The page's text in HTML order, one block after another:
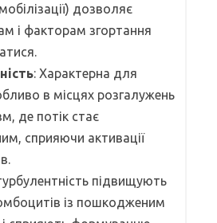
дозволяє
і факторам згортання
: Характерна для
в місцях розгалужень
де потік стає
сприяючи активації
підвищують
із пошкодженим